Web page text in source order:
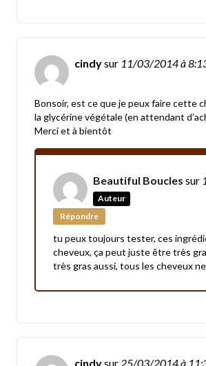
cindysur 11/03/2014à
Bonsoir, est ce que je peux faire cette
la glycérine végétale (en attendant
Merci et à bientôt
Beautiful Boucles sur
Auteur
Répondre
tu peux toujours tester, ces
cheveux, ça peut juste être très
très gras aussi, tous les cheveux
cindysur 25/03/2014à